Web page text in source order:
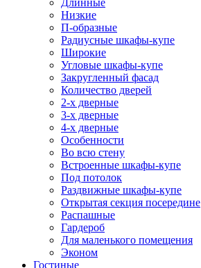
Длинные
Низкие
П-образные
Радиусные шкафы-купе
Широкие
Угловые шкафы-купе
Закругленный фасад
Количество дверей
2-х дверные
3-х дверные
4-х дверные
Особенности
Во всю стену
Встроенные шкафы-купе
Под потолок
Раздвижные шкафы-купе
Открытая секция посередине
Распашные
Гардероб
Для маленького помещения
Эконом
Гостиные